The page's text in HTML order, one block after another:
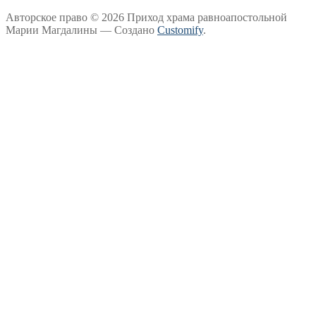
Авторское право © 2026 Приход храма равноапостольной
Марии Магдалины — Создано Customify.